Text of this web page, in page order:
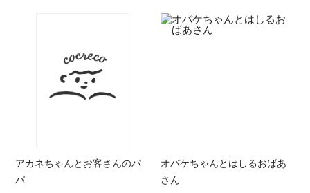
アカネちゃんとお客さんのパ
パ
オバケちゃんとはしるおばあ
さん